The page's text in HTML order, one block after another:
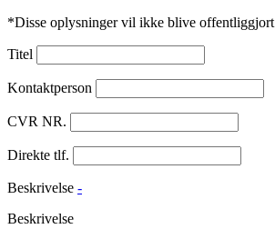
*Disse oplysninger vil ikke blive offentliggjort
Titel
Kontaktperson
CVR NR.
Direkte tlf.
Beskrivelse -
Beskrivelse